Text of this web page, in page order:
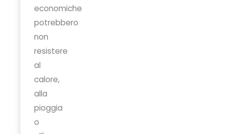
economiche
potrebbero
non
resistere
al
calore,
alla
pioggia
o